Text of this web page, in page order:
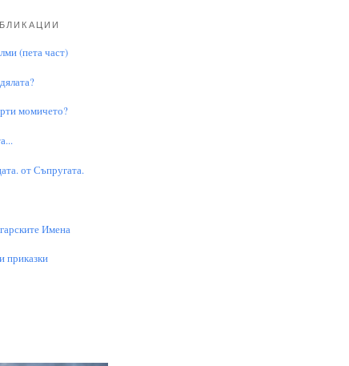
(пета част)
момичето?
от Съпругата.
Имена
приказки